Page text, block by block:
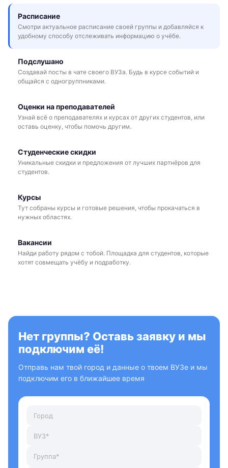
Расписание
Смотри актуальное расписание своей группы и добавляйся к
удобному способу отслеживать информацию о учёбе.
Подслушано
Создавай посты в чате своего ВУЗа. Будь в курсе событий и
общайся с одногруппниками.
Оценки на преподавателей
Узнай всё о преподавателях и курсах от других студентов, или
оставь оценку, чтобы помочь другим.
Студенческие скидки
Уникальные скидки и предложения от лучших партнёров для
студентов.
Курсы
Тут собраны курсы и готовые решения, чтобы прокачаться в
нужных областях.
Вакансии
Найди работу рядом с тобой. Площадка для студентов, которые
хотят совмещать учёбу и подработку.
Нет группы? Оставь заявку и мы
подключим её!
Отправь нам твой город и данные о твоем ВУЗе и мы
подключим его в ближайшее время